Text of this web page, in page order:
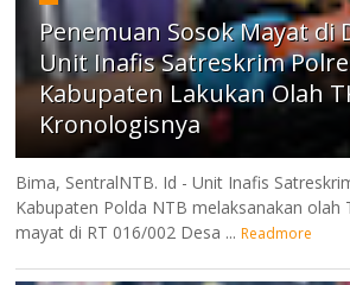
Penemuan Sosok Mayat di
Unit Inafis Satreskrim
Kabupaten Lakukan Olah
Kronologisnya
Bima, SentralNTB. Id - Unit Inafis
Kabupaten Polda NTB melaksanakan olah
mayat di RT 016/002 Desa ... Readmore